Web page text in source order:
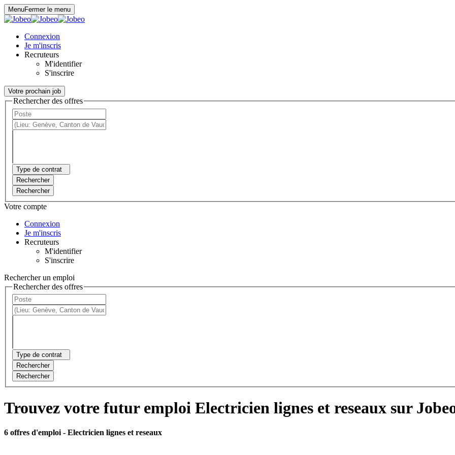
MenuFermer le menu
Connexion
Je m'inscris
Recruteurs
M'identifier
S'inscrire
Votre prochain job
Rechercher des offres
Type de contrat
Rechercher
Rechercher
Votre compte
Connexion
Je m'inscris
Recruteurs
M'identifier
S'inscrire
Rechercher un emploi
Rechercher des offres
Type de contrat
Rechercher
Rechercher
Trouvez votre futur emploi Electricien lignes et reseaux sur
6 offres d'emploi - Electricien lignes et reseaux
Panneau de gestion des cookies